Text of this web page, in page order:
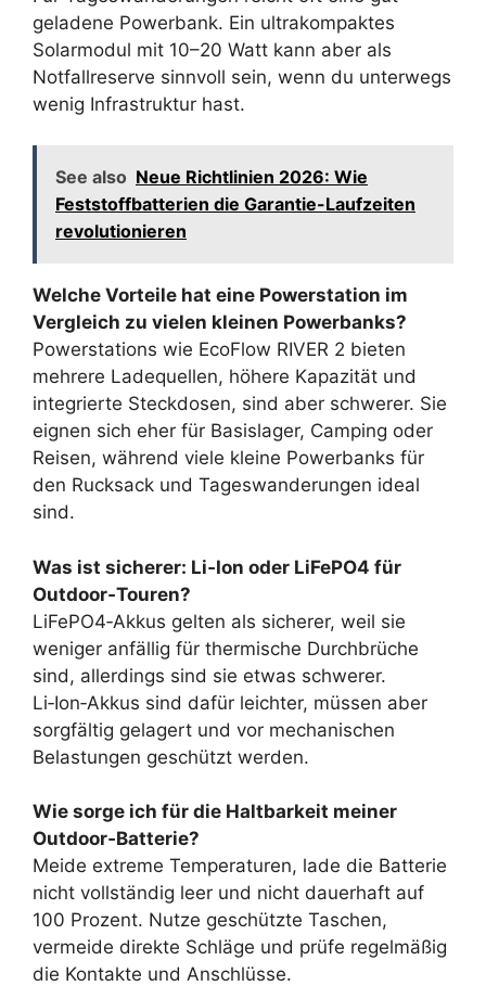
geladene Powerbank. Ein ultrakompaktes
Solarmodul mit 10–20 Watt kann aber als
Notfallreserve sinnvoll sein, wenn du unterwegs
wenig Infrastruktur hast.
See also Neue Richtlinien 2026: Wie
Feststoffbatterien die Garantie-Laufzeiten
revolutionieren
Welche Vorteile hat eine Powerstation im
Vergleich zu vielen kleinen Powerbanks?
Powerstations wie EcoFlow RIVER 2 bieten
mehrere Ladequellen, höhere Kapazität und
integrierte Steckdosen, sind aber schwerer. Sie
eignen sich eher für Basislager, Camping oder
Reisen, während viele kleine Powerbanks für
den Rucksack und Tageswanderungen ideal
sind.
Was ist sicherer: Li‑Ion oder LiFePO4 für
Outdoor‑Touren?
LiFePO4‑Akkus gelten als sicherer, weil sie
weniger anfällig für thermische Durchbrüche
sind, allerdings sind sie etwas schwerer.
Li‑Ion‑Akkus sind dafür leichter, müssen aber
sorgfältig gelagert und vor mechanischen
Belastungen geschützt werden.
Wie sorge ich für die Haltbarkeit meiner
Outdoor‑Batterie?
Meide extreme Temperaturen, lade die Batterie
nicht vollständig leer und nicht dauerhaft auf
100 Prozent. Nutze geschützte Taschen,
vermeide direkte Schläge und prüfe regelmäßig
die Kontakte und Anschlüsse.